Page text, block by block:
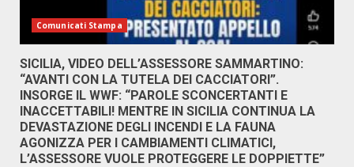
Comunicati Stampa
SICILIA, VIDEO DELL’ASSESSORE SAMMARTINO:
“AVANTI CON LA TUTELA DEI CACCIATORI”.
INSORGE IL WWF: “PAROLE SCONCERTANTI E
INACCETTABILI! MENTRE IN SICILIA CONTINUA LA
DEVASTAZIONE DEGLI INCENDI E LA FAUNA
AGONIZZA PER I CAMBIAMENTI CLIMATICI,
L’ASSESSORE VUOLE PROTEGGERE LE DOPPIETTE”